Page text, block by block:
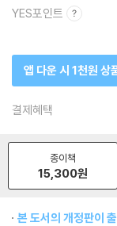
YES포인트
앱 다운 시 1천원 상
결제혜택
종이책
15,300원
본 도서의 개정판이